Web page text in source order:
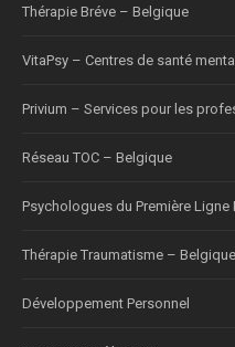
Thérapie Bréve – Belgique
VitaPsy – Centres de santé
Privium – Services pour les
Réseau TOC – Belgique
Psychologues du Première Ligne
Thérapie Traumatisme – Belgique
Développement Personnel